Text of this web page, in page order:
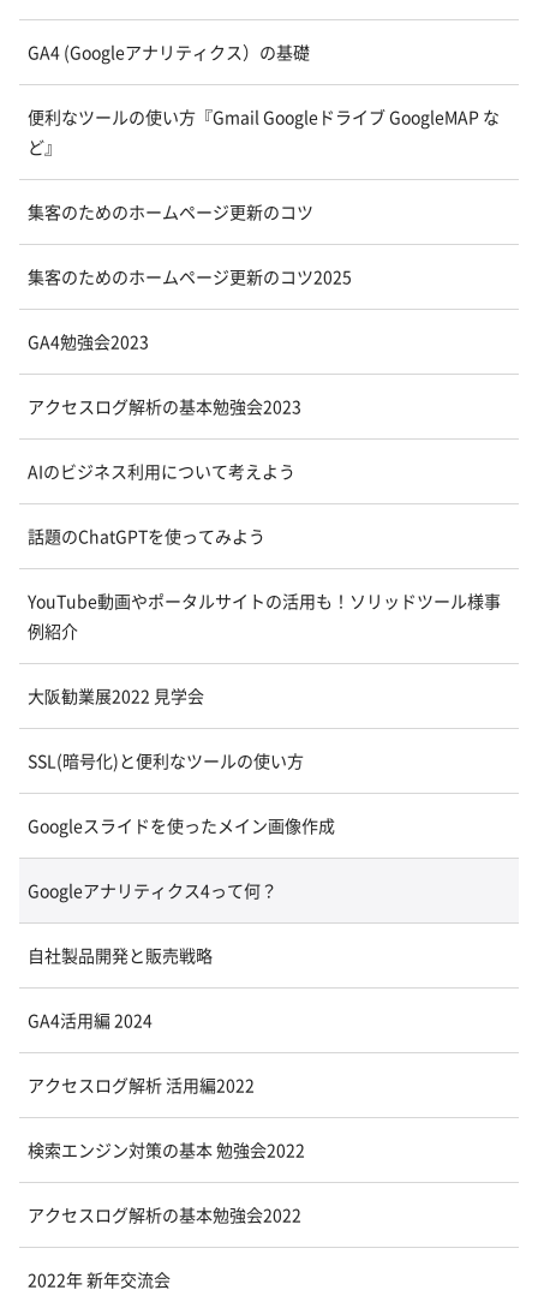
GA4 (Googleアナリティクス）の基礎
便利なツールの使い方『Gmail Googleドライブ GoogleMAP な
ど』
集客のためのホームページ更新のコツ
集客のためのホームページ更新のコツ2025
GA4勉強会2023
アクセスログ解析の基本勉強会2023
AIのビジネス利用について考えよう
話題のChatGPTを使ってみよう
YouTube動画やポータルサイトの活用も！ソリッドツール様事
例紹介
大阪勧業展2022 見学会
SSL(暗号化)と便利なツールの使い方
Googleスライドを使ったメイン画像作成
Googleアナリティクス4って何？
自社製品開発と販売戦略
GA4活用編 2024
アクセスログ解析 活用編2022
検索エンジン対策の基本 勉強会2022
アクセスログ解析の基本勉強会2022
2022年 新年交流会